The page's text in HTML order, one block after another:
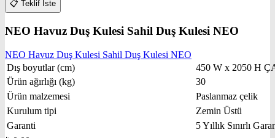
📋 Teklif İste
NEO Havuz Duş Kulesi Sahil Duş Kulesi NEO
NEO Havuz Duş Kulesi Sahil Duş Kulesi NEO
Dış boyutlar (cm)
450 W x 2050 H
Ürün ağırlığı (kg)
30
Ürün malzemesi
Paslanmaz çelik
Kurulum tipi
Zemin Üstü
Garanti
5 Yıllık Sınırlı